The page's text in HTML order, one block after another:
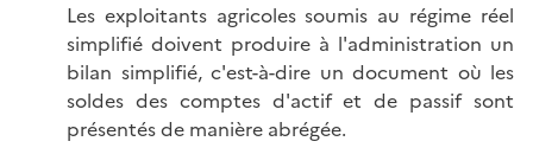
Les exploitants agricoles soumis au régime réel
simplifié doivent produire à l'administration un
bilan simplifié, c'est-à-dire un document où les
soldes des comptes d'actif et de passif sont
présentés de manière abrégée.